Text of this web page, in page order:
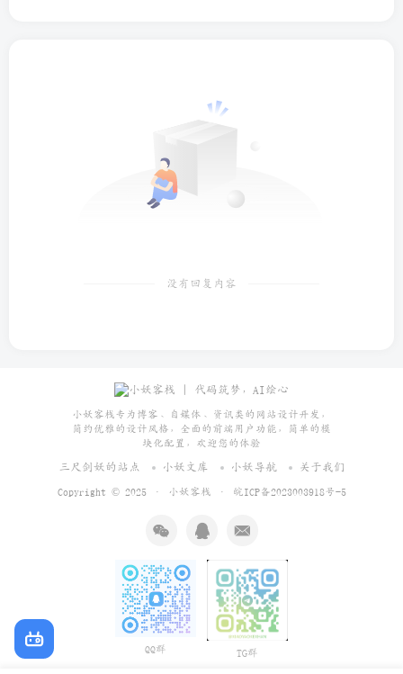
没有回复内容
小妖客栈专为博客、自媒体、资讯类的网站设计开发，
简约优雅的设计风格，全面的前端用户功能，简单的模
块化配置，欢迎您的体验
三尺剑妖的站点 小妖文库 小妖导航 关于我们
Copyright © 2025 · 小妖客栈 · 皖ICP备2023003918号-5
QQ群 TG群